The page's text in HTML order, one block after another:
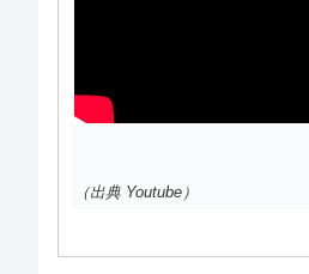
（出典 Youtube）